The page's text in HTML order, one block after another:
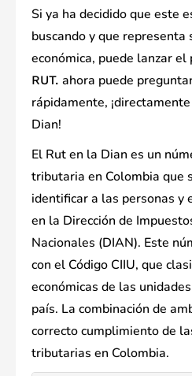
Si ya ha decidido que este
buscando y que representa
económica, puede lanzar el
RUT. ahora puede
rápidamente,
Dian!
El Rut en la Dian es un
tributaria en Colombia que
identificar a las personas y
en la Dirección de
Nacionales (DIAN). Este
con el Código CIIU, que
económicas de las
país. La combinación de
correcto cumplimiento de
tributarias en Colombia.